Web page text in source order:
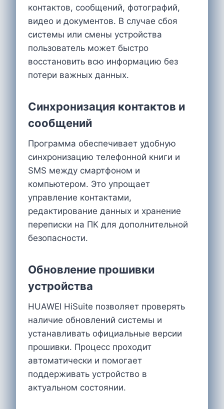
контактов, сообщений, фотографий,
видео и документов. В случае сбоя
системы или смены устройства
пользователь может быстро
восстановить всю информацию без
потери важных данных.
Синхронизация контактов и
сообщений
Программа обеспечивает удобную
синхронизацию телефонной книги и
SMS между смартфоном и
компьютером. Это упрощает
управление контактами,
редактирование данных и хранение
переписки на ПК для дополнительной
безопасности.
Обновление прошивки
устройства
HUAWEI HiSuite позволяет проверять
наличие обновлений системы и
устанавливать официальные версии
прошивки. Процесс проходит
автоматически и помогает
поддерживать устройство в
актуальном состоянии.